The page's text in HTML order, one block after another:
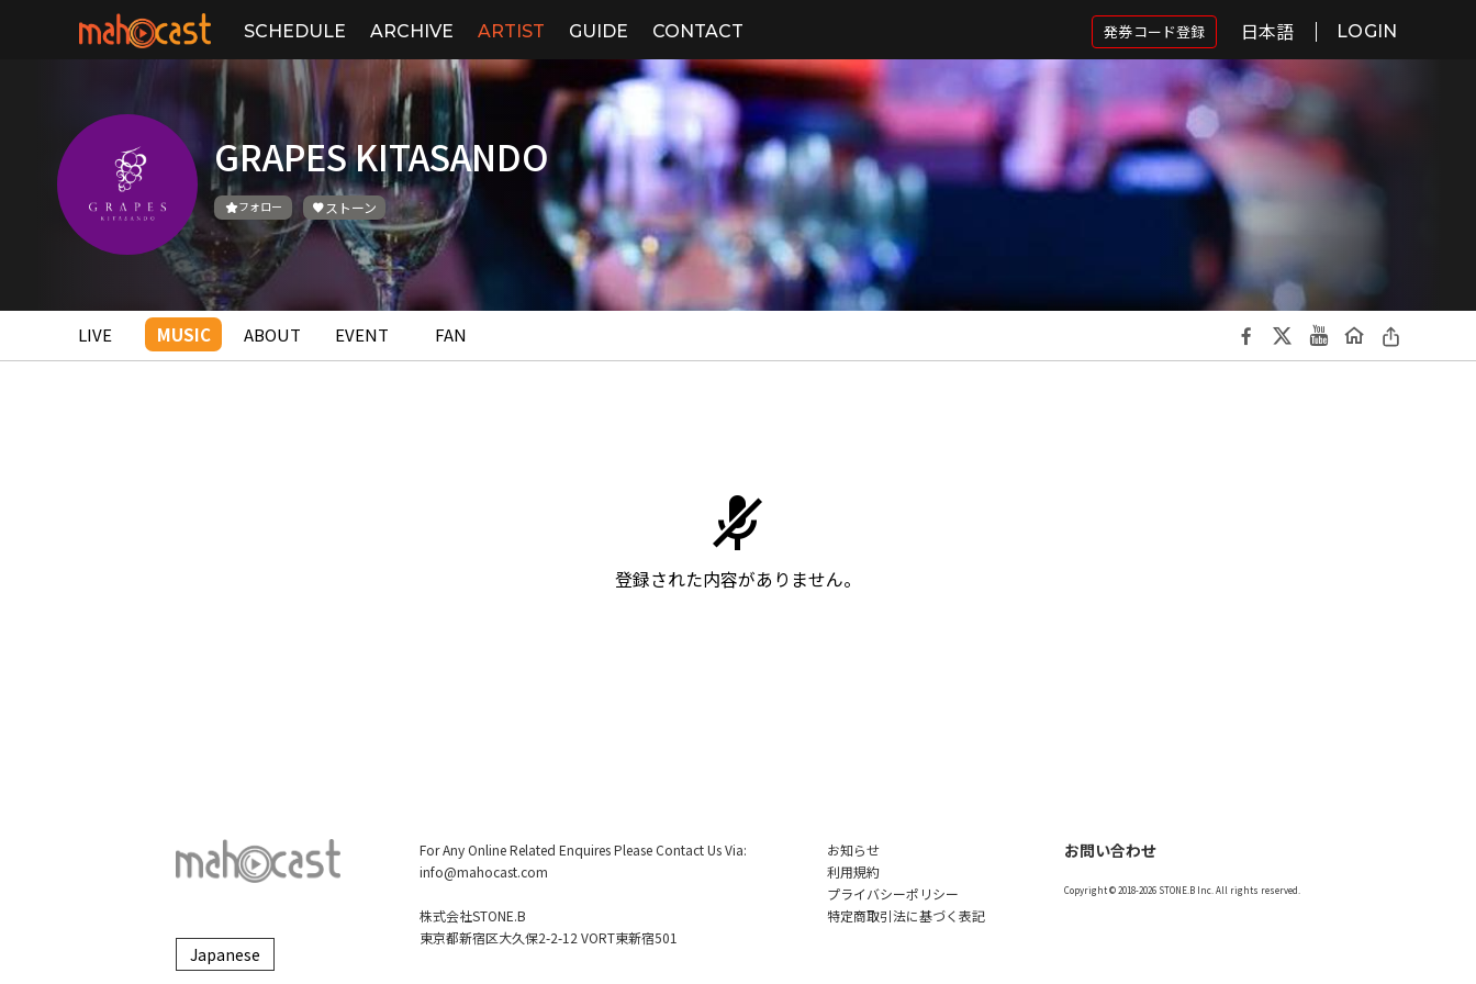
SCHEDULE ARCHIVE ARTIST GUIDE CONTACT 発券コード登録 日本語 LOGIN
GRAPES KITASANDO
フォロー ストーン
LIVE MUSIC ABOUT EVENT FAN
登録された内容がありません。
For Any Online Related Enquires Please Contact Us Via:
info@mahocast.com
株式会社STONE.B
東京都新宿区大久保2-2-12 VORT東新宿501
お知らせ
利用規約
プライバシーポリシー
特定商取引法に基づく表記
お問い合わせ
Copyright © 2018-2026 STONE.B Inc. All rights reserved.